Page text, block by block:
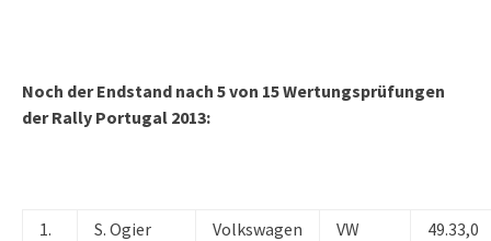
Noch der Endstand nach 5 von 15 Wertungsprüfungen
der Rally Portugal 2013:
1. S. Ogier
Volkswagen
VW
49.33,0